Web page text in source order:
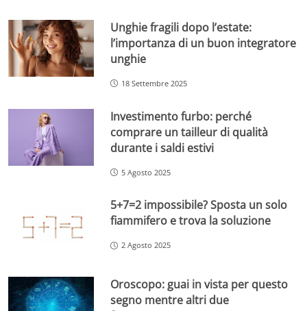
Unghie fragili dopo l’estate:
l’importanza di un buon integratore
unghie
18 Settembre 2025
Investimento furbo: perché
comprare un tailleur di qualità
durante i saldi estivi
5 Agosto 2025
5+7=2 impossibile? Sposta un solo
fiammifero e trova la soluzione
2 Agosto 2025
Oroscopo: guai in vista per questo
segno mentre altri due